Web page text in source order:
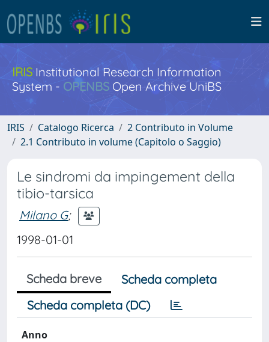
IRISInstitutional Research Information
System - OPENBS Open Archive UniBS
IRIS Catalogo Ricerca
2 Contributo in Volume
2.1 Contributo in volume (Capitolo o Saggio)
Le sindromi da impingement della
tibio-tarsica
Milano G;
1998-01-01
Scheda breve
Scheda completa
Scheda completa (DC)
Anno